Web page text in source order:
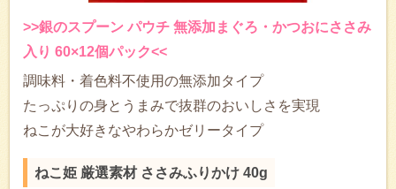
>>銀のスプーン パウチ 無添加まぐろ・かつおにささみ
入り 60×12個パック<<
調味料・着色料不使用の無添加タイプ
たっぷりの身とうまみで抜群のおいしさを実現
ねこが大好きなやわらかゼリータイプ
ねこ姫 厳選素材 ささみふりかけ 40g